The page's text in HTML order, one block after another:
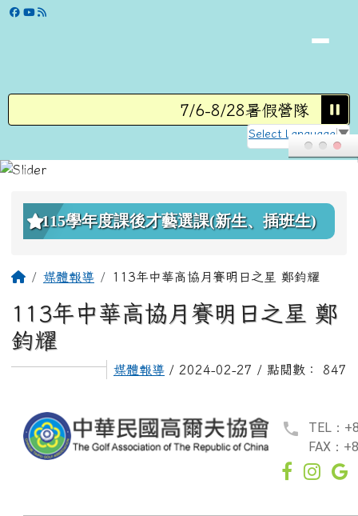
跳至主內容區
學校網站
7/6-8/28暑假營隊 8/
Select Language ▼
上中區域內容
115學年度課後才藝選課(新生、插班生)
主內容區域
回首頁媒體報導 113年中華高協月賽明日之星 鄭鈞耀
113年中華高協月賽明日之星 鄭
鈞耀
媒體報導 / 2024-02-27 / 點閱數： 847